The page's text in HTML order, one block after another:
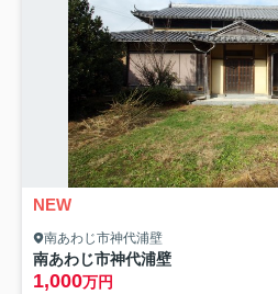
NEW
南あわじ市神代浦壁
南あわじ市神代浦壁
1,000万円